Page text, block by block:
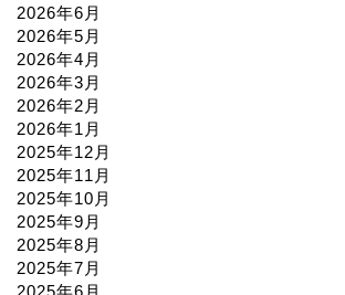
2026年6月
2026年5月
2026年4月
2026年3月
2026年2月
2026年1月
2025年12月
2025年11月
2025年10月
2025年9月
2025年8月
2025年7月
2025年6月